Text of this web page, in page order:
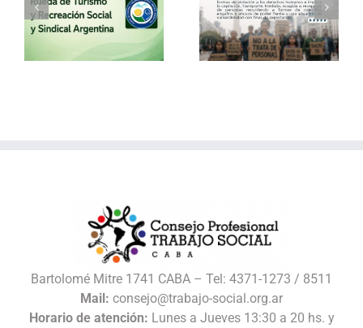
30 de julio – Día
Mundial contra la
Trata de Personas
Vacaciones de
invierno con el
Consejo
Bartolomé Mitre 1741 CABA – Tel: 4371-1273 / 8511
Mail: consejo@trabajo-social.org.ar
Horario de atención: Lunes a Jueves 13:30 a 20 hs. y